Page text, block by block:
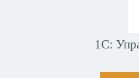
1С: